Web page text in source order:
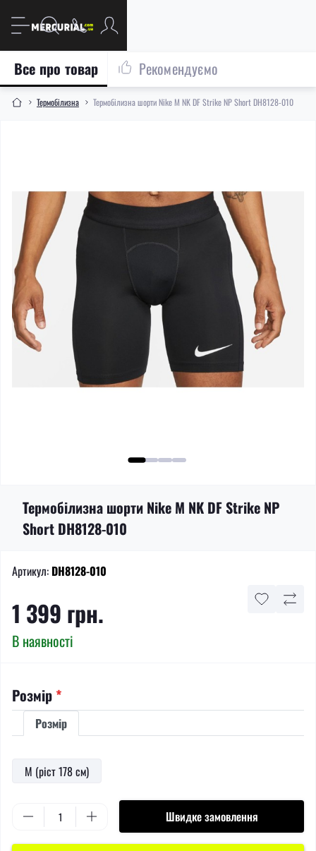
Термобілизна Термобілизна шорти Nike M NK DF Strike NP Short DH8128-010
Все про товар Рекомендуємо
Термобілизна шорти Nike M NK DF Strike NP
Short DH8128-010
Артикул: DH8128-010
1 399 грн.
В наявності
Розмір *
Розмір
M (ріст 178 см)
Швидке замовлення